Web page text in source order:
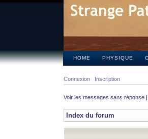
HOME PHYSIQUE
Connexion Inscription
Voir les messages sans réponse |
Index du forum